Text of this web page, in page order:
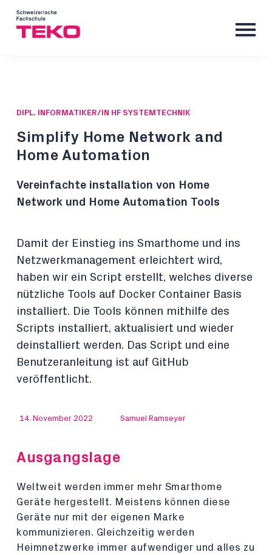
DIPL. INFORMATIKER/IN HF SYSTEMTECHNIK
Simplify Home Network and
Home Automation
Vereinfachte installation von Home
Network und Home Automation Tools
Damit der Einstieg ins Smarthome und ins
Netzwerkmanagement erleichtert wird,
haben wir ein Script erstellt, welches diverse
nützliche Tools auf Docker Container Basis
installiert. Die Tools können mithilfe des
Scripts installiert, aktualisiert und wieder
deinstalliert werden. Das Script und eine
Benutzeranleitung ist auf GitHub
veröffentlicht.
14. November 2022 Samuel Ramseyer
Ausgangslage
Weltweit werden immer mehr Smarthome
Geräte hergestellt. Meistens können diese
Geräte nur mit der eigenen Marke
kommunizieren. Gleichzeitig werden
Heimnetzwerke immer aufwendiger und alles zu